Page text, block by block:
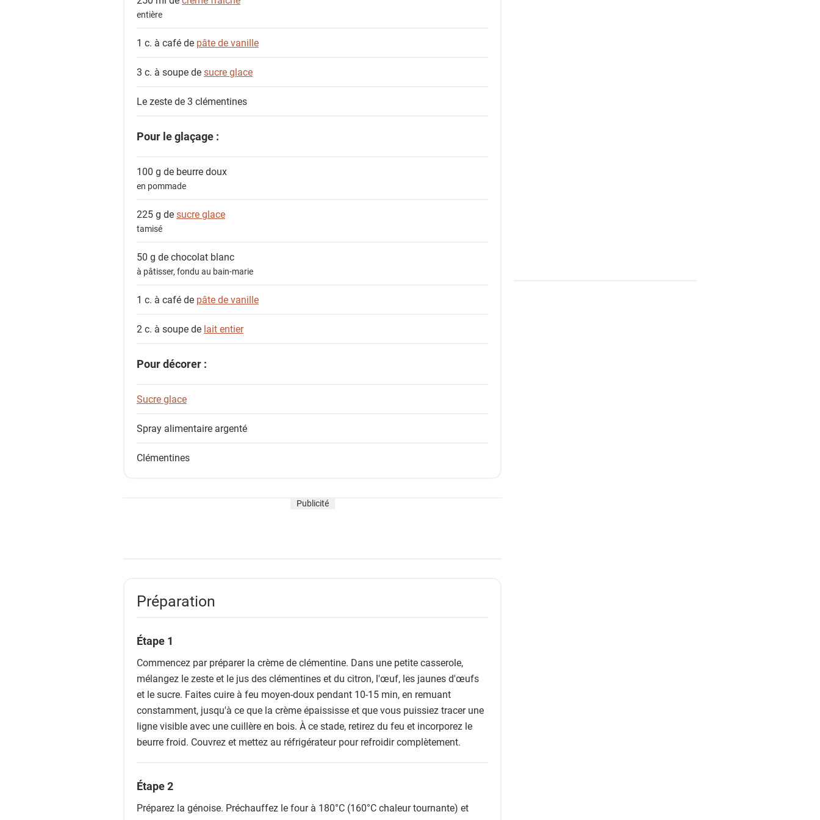
entière
1 c. à café de pâte de vanille
3 c. à soupe desucre glace
Le zeste de 3 clémentines
Pour le glaçage :
100 g de beurre doux
en pommade
225 g desucre glace
tamisé
50 g dechocolat blanc
à pâtisser, fondu au bain-marie
1 c. à café de pâte de vanille
2 c. à soupe de lait entier
Pour décorer :
Sucre glace
Spray alimentaire argenté
Clémentines
Publicité
Préparation
Étape 1
Commencez par préparer la crème de clémentine. Dans une petite casserole,
mélangez le zeste et le jus des clémentines et du citron, l'œuf, les jaunes d'œufs
et le sucre. Faites cuire à feu moyen-doux pendant 10-15 min, en remuant
constamment, jusqu'à ce que la crème épaississe et que vous puissiez tracer une
ligne visible avec une cuillère en bois. À ce stade, retirez du feu et incorporez le
beurre froid. Couvrez et mettez au réfrigérateur pour refroidir complètement.
Étape 2
Préparez la génoise. Préchauffez le four à 180°C (160°C chaleur tournante) et